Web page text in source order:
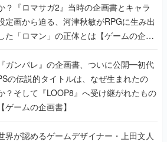
？『ロマサガ2』当時の企画書とキャラ
定画から迫る、河津秋敏がRPGに生み出
た「ロマン」の正体とは【ゲームの企画
】
『ガンパレ』の企画書、ついに公開━初代
の伝説的タイトルは、なぜ生まれたの
？そして『LOOP8』へ受け継がれたもの
【ゲームの企画書】
界が認めるゲームデザイナー・上田文人